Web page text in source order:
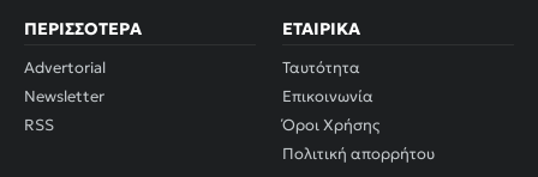
ΠΕΡΙΣΣΌΤΕΡΑ
Advertorial
Newsletter
RSS
ΕΤΑΙΡΙΚΆ
Ταυτότητα
Επικοινωνία
Όροι Χρήσης
Πολιτική απορρήτου